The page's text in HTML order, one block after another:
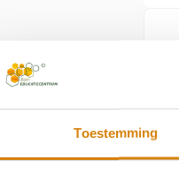
Toestemming